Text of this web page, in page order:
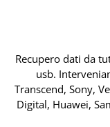
Recupero dati da
usb.
Transcend, Sony,
Digital, Huawei,